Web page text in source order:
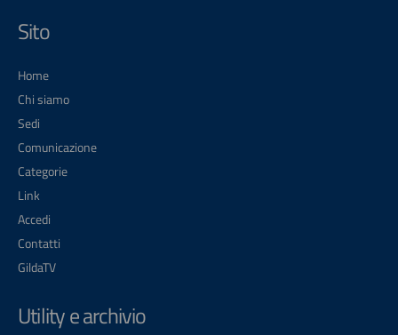
Sito
Home
Chi siamo
Sedi
Comunicazione
Categorie
Link
Accedi
Contatti
GildaTV
Utility e archivio